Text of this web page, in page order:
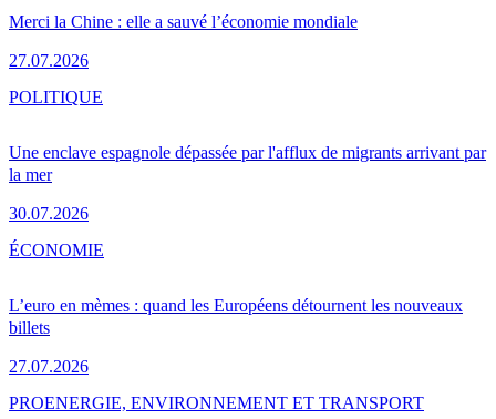
Merci la Chine : elle a sauvé l’économie mondiale
27.07.2026
Une enclave espagnole dépassée par l'afflux de migrants arrivant par
la mer
30.07.2026
POLITIQUE
L’euro en mèmes : quand les Européens détournent les nouveaux
billets
27.07.2026
ÉCONOMIE
PROENERGIE, ENVIRONNEMENT ET TRANSPORT